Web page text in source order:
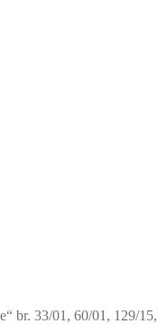
br. 33/01, 60/01, 129/15,